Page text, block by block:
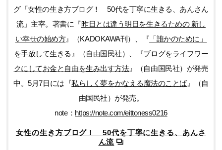
グ「女性の生き方ブログ！ 50代を丁寧に生きる、あんさん
流」主宰。著書に『昨日とは違う明日を生きるための 新し
い幸せの始め方』（KADOKAWA刊）、『 「誰かのために」
を手放して生きる 』（自由国民社）、『ブログをライフワー
クにしてお金と自由を生み出す方法』（自由国民社）が発売
中。5月7日には『私らしく夢をかなえる魔法のことば』（自
由国民社）が発売。
note： https://note.com/eittoness0216
女性の生き方ブログ！ 50代を丁寧に生きる、あんさ
ん流